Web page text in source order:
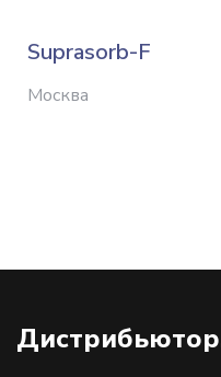
Suprasorb-F
Москва